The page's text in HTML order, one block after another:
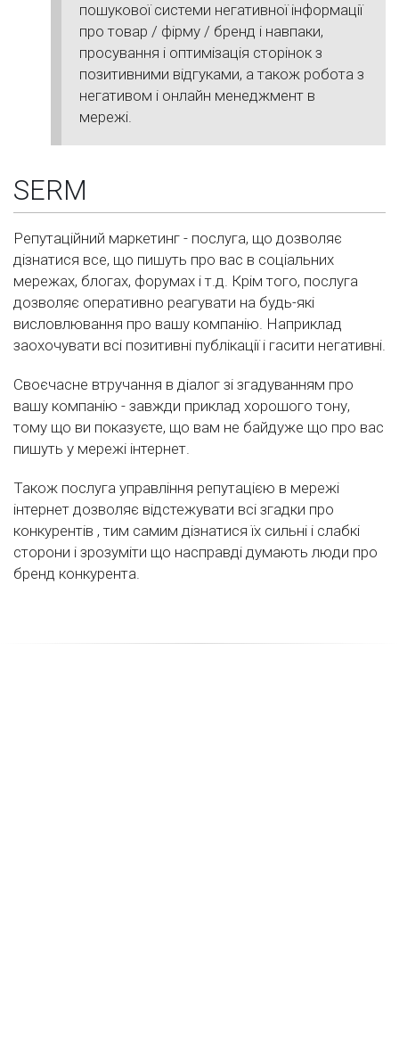
пошукової системи негативної інформації
про товар / фірму / бренд і навпаки,
просування і оптимізація сторінок з
позитивними відгуками, а також робота з
негативом і онлайн менеджмент в
мережі.
SERM
Репутаційний маркетинг - послуга, що дозволяє
дізнатися все, що пишуть про вас в соціальних
мережах, блогах, форумах і т.д. Крім того, послуга
дозволяє оперативно реагувати на будь-які
висловлювання про вашу компанію. Наприклад
заохочувати всі позитивні публікації і гасити негативні.
Своєчасне втручання в діалог зі згадуванням про
вашу компанію - завжди приклад хорошого тону,
тому що ви показуєте, що вам не байдуже що про вас
пишуть у мережі інтернет.
Також послуга управління репутацією в мережі
інтернет дозволяє відстежувати всі згадки про
конкурентів , тим самим дізнатися їх сильні і слабкі
сторони і зрозуміти що насправді думають люди про
бренд конкурента.